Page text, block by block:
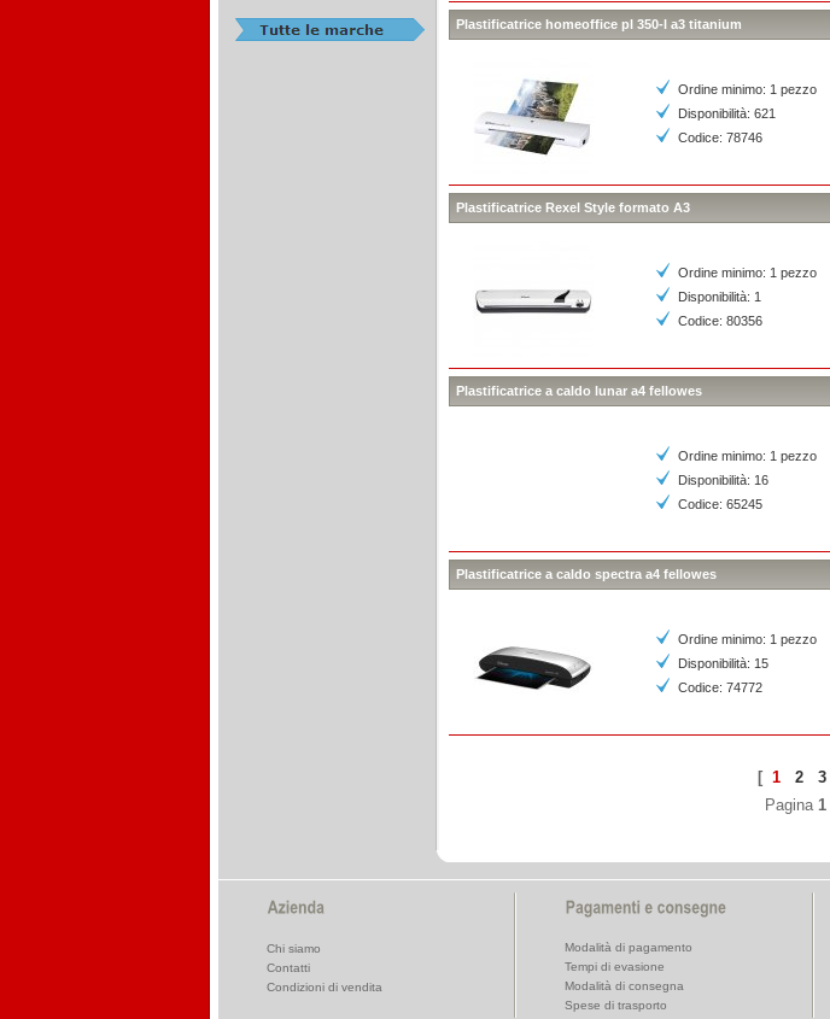
Plastificatrice homeoffice pl 350-l a3 titanium
Ordine minimo: 1 pezzo
Disponibilità: 621
Codice: 78746
Plastificatrice Rexel Style formato A3
Ordine minimo: 1 pezzo
Disponibilità: 1
Codice: 80356
Plastificatrice a caldo lunar a4 fellowes
Ordine minimo: 1 pezzo
Disponibilità: 16
Codice: 65245
Plastificatrice a caldo spectra a4 fellowes
Ordine minimo: 1 pezzo
Disponibilità: 15
Codice: 74772
[ 1 2 3
Pagina 1
Chi siamo
Contatti
Condizioni di vendita
Modalità di pagamento
Tempi di evasione
Modalità di consegna
Spese di trasporto